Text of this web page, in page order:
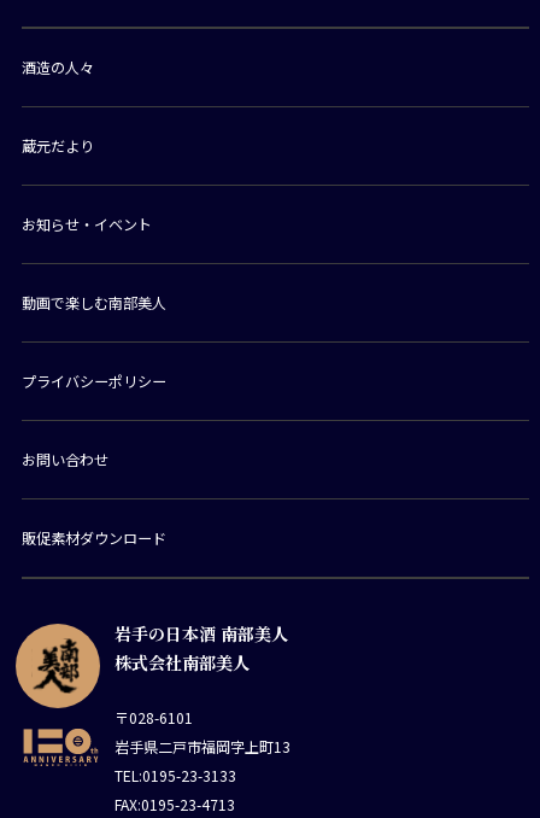
岩手の日本酒 南部美人
株式会社南部美人
〒028-6101
岩手県二戸市福岡字上町13
TEL:0195-23-3133
FAX:0195-23-4713
酒造の人々
蔵元だより
お知らせ・イベント
動画で楽しむ南部美人
プライバシーポリシー
お問い合わせ
販促素材ダウンロード